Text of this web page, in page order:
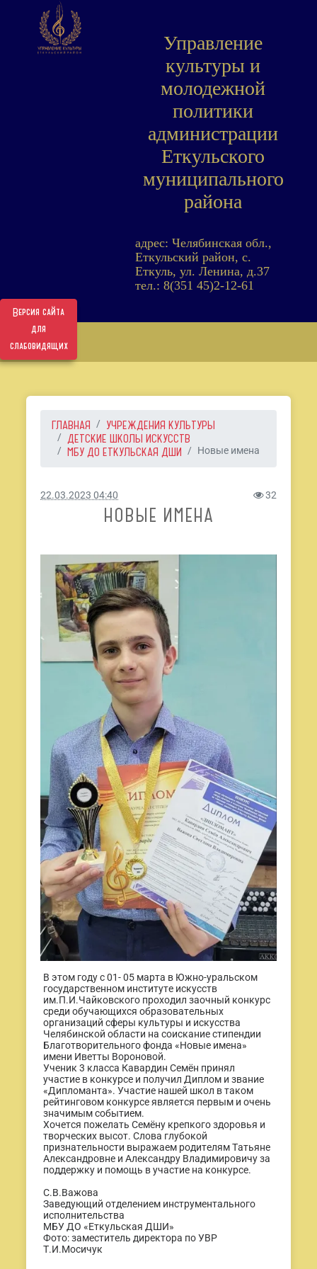
Версия сайта
для
слабовидящих
Управление
культуры и
молодежной
политики
администрации
Еткульского
муниципального
района
адрес: Челябинская обл.,
Еткульский район, с.
Еткуль, ул. Ленина, д.37
тел.: 8(351 45)2-12-61
ГЛАВНАЯ
УЧРЕЖДЕНИЯ КУЛЬТУРЫ
ДЕТСКИЕ ШКОЛЫ ИСКУССТВ
МБУ ДО ЕТКУЛЬСКАЯ ДШИ
Новые имена
22.03.2023 04:40 32
НОВЫЕ ИМЕНА
В этом году с 01- 05 марта в Южно-уральском
государственном институте искусств
им.П.И.Чайковского проходил заочный конкурс
среди обучающихся образовательных
организаций сферы культуры и искусства
Челябинской области на соискание стипендии
Благотворительного фонда «Новые имена»
имени Иветты Вороновой.
Ученик 3 класса Кавардин Семён принял
участие в конкурсе и получил Диплом и звание
«Дипломанта». Участие нашей школ в таком
рейтинговом конкурсе является первым и очень
значимым событием.
Хочется пожелать Семёну крепкого здоровья и
творческих высот. Слова глубокой
признательности выражаем родителям Татьяне
Александровне и Александру Владимировичу за
поддержку и помощь в участие на конкурсе.
С.В.Важова
Заведующий отделением инструментального
исполнительства
МБУ ДО «Еткульская ДШИ»
Фото: заместитель директора по УВР
Т.И.Мосичук